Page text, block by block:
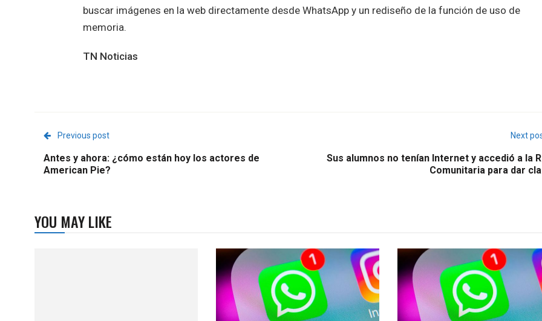
buscar imágenes en la web directamente desde WhatsApp y un rediseño de la función de uso de
memoria.
TN Noticias
Previous post
Antes y ahora: ¿cómo están hoy los actores de
American Pie?
Next
Sus alumnos no tenían Internet y accedió a la
Comunitaria para dar
YOU MAY LIKE